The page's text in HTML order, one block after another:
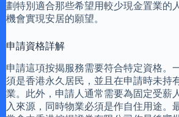
劃特別適合那些希望用較少現金置業的
機會實現安居的願望。
申請資格詳解
申請這項按揭服務需要符合特定資格。
須是香港永久居民，並且在申請時未持
業。此外，申請人通常需要為固定受薪
入來源，同時物業必須是作自住用途。